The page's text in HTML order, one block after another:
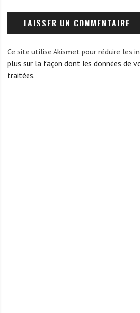
Ce site utilise Akismet pour réduire les
plus sur la façon dont les données de
traitées.